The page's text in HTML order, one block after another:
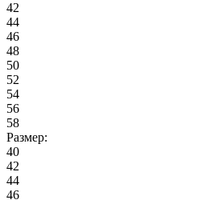
42
44
46
48
50
52
54
56
58
Размер:
40
42
44
46